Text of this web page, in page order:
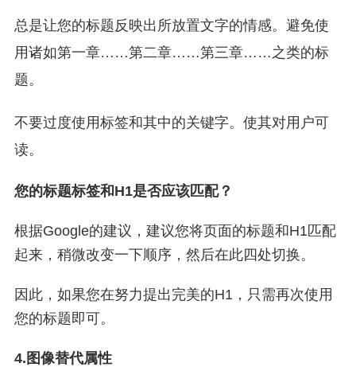
总是让您的标题反映出所放置文字的情感。避免使
用诸如第一章……第二章……第三章……之类的标
题。
不要过度使用标签和其中的关键字。使其对用户可
读。
您的标题标签和H1是否应该匹配？
根据Google的建议，建议您将页面的标题和H1匹配
起来，稍微改变一下顺序，然后在此四处切换。
因此，如果您在努力提出完美的H1，只需再次使用
您的标题即可。
4.图像替代属性